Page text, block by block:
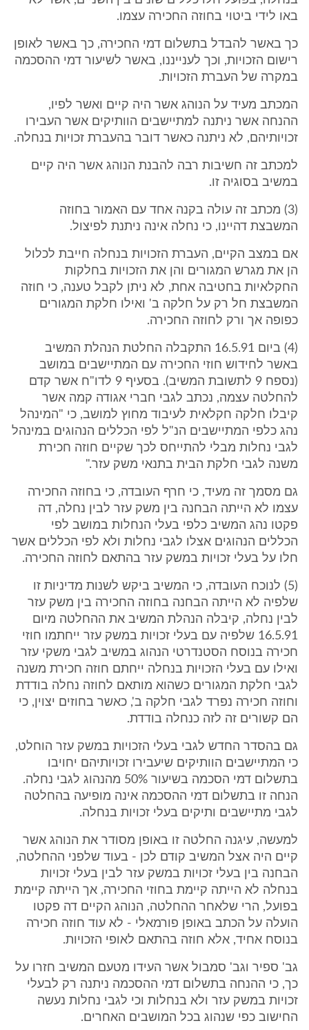
באו לידי ביטוי בחוזה החכירה עצמו.
כך באשר להבדל בתשלום דמי החכירה, כך באשר לאופן
רישום הזכויות, וכך לענייננו, באשר לשיעור דמי ההסכמה
במקרה של העברת הזכויות.
המכתב מעיד על הנוהג אשר היה קיים ואשר לפיו,
ההנחה אשר ניתנה למתיישבים הוותיקים אשר העבירו
זכויותיהם, לא ניתנה כאשר דובר בהעברת זכויות בנחלה.
למכתב זה חשיבות רבה להבנת הנוהג אשר היה קיים
במשיב בסוגיה זו.
(3) מכתב זה עולה בקנה אחד עם האמור בחוזה
המשבצת דהיינו, כי נחלה אינה ניתנת לפיצול.
אם במצב הקיים, העברת הזכויות בנחלה חייבת לכלול
הן את מגרש המגורים והן את הזכויות בחלקות
החקלאיות בחטיבה אחת, לא ניתן לקבל טענה, כי חוזה
המשבצת חל רק על חלקה ב' ואילו חלקת המגורים
כפופה אך ורק לחוזה החכירה.
(4) ביום 16.5.91 התקבלה החלטת הנהלת המשיב
באשר לחידוש חוזי החכירה עם המתיישבים במושב
(נספח 9 לתשובת המשיב). בסעיף 9 לדו"ח אשר קדם
להחלטה עצמה, נכתב לגבי חברי אגודה קמה אשר
קיבלו חלקה חקלאית לעיבוד מחוץ למושב, כי "המינהל
נהג כלפי המתיישבים הנ"ל לפי הכללים הנהוגים במינהל
לגבי נחלות מבלי להתייחס לכך שקיים חוזה חכירת
משנה לגבי חלקת הבית בתנאי משק עזר."
גם מסמך זה מעיד, כי חרף העובדה, כי בחוזה החכירה
עצמו לא הייתה הבחנה בין משק עזר לבין נחלה, דה
פקטו נהג המשיב כלפי בעלי הנחלות במושב לפי
הכללים הנהוגים אצלו לגבי נחלות ולא לפי הכללים אשר
חלו על בעלי זכויות במשק עזר בהתאם לחוזה החכירה.
(5) לנוכח העובדה, כי המשיב ביקש לשנות מדיניות זו
שלפיה לא הייתה הבחנה בחוזה החכירה בין משק עזר
לבין נחלה, קיבלה הנהלת המשיב את ההחלטה מיום
16.5.91 שלפיה עם בעלי זכויות במשק עזר ייחתמו חוזי
חכירה בנוסח הסטנדרטי הנהוג במשיב לגבי משקי עזר
ואילו עם בעלי הזכויות בנחלה ייחתם חוזה חכירת משנה
לגבי חלקת המגורים כשהוא מותאם לחוזה נחלה בודדת
וחוזה חכירה נפרד לגבי חלקה ב', כאשר בחוזים יצוין, כי
הם קשורים זה לזה כנחלה בודדת.
גם בהסדר החדש לגבי בעלי הזכויות במשק עזר הוחלט,
כי המתיישבים הוותיקים שיעבירו זכויותיהם יחויבו
בתשלום דמי הסכמה בשיעור 50% מהנהוג לגבי נחלה.
הנחה זו בתשלום דמי ההסכמה אינה מופיעה בהחלטה
לגבי מתיישבים ותיקים בעלי זכויות בנחלה.
למעשה, עיגנה החלטה זו באופן מסודר את הנוהג אשר
קיים היה אצל המשיב קודם לכן - בעוד שלפני ההחלטה,
הבחנה בין בעלי זכויות במשק עזר לבין בעלי זכויות
בנחלה לא הייתה קיימת בחוזי החכירה, אך הייתה קיימת
בפועל, הרי שלאחר ההחלטה, הנוהג הקיים דה פקטו
הועלה על הכתב באופן פורמאלי - לא עוד חוזה חכירה
בנוסח אחיד, אלא חוזה בהתאם לאופי הזכויות.
גב' ספיר וגב' סמבול אשר העידו מטעם המשיב חזרו על
כך, כי ההנחה בתשלום דמי ההסכמה ניתנה רק לבעלי
זכויות במשק עזר ולא בנחלות וכי לגבי נחלות נעשה
החישוב כפי שנהוג בכל המושבים האחרים.